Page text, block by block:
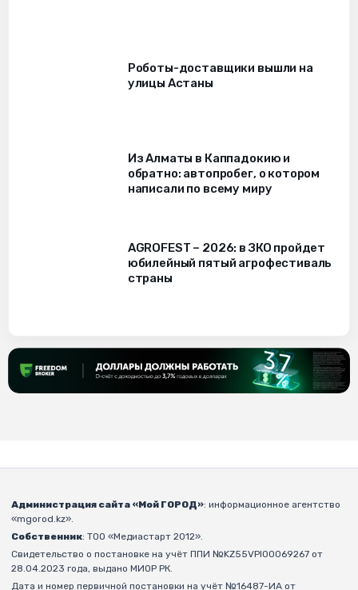
Роботы-доставщики вышли на
улицы Астаны
Из Алматы в Каппадокию и
обратно: автопробег, о котором
написали по всему миру
AGROFEST – 2026: в ЗКО пройдет
юбилейный пятый агрофестиваль
страны
Администрация сайта «Мой ГОРОД»: информационное агентство
«mgorod.kz».
Собственник: ТОО «Медиастарт 2012».
Свидетельство о постановке на учёт ППИ №KZ55VPI00069267 от
28.04.2023 года, выдано МИОР РК.
Дата и номер первичной постановки на учёт №16487-ИА от